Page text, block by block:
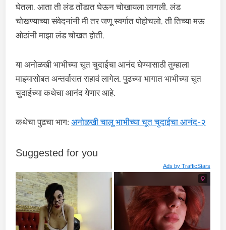
घेतला. आता ती लंड तोंडात घेऊन चोखायला लागली. लंड
चोखण्याच्या संवेदनांनी मी तर जणू स्वर्गात पोहोचलो. ती तिच्या मऊ
ओठांनी माझा लंड चोखत होती.
या अनोळखी भाभीच्या चूत चुदाईचा आनंद घेण्यासाठी तुम्हाला
माझ्यासोबत अन्तर्वासत राहावं लागेल. पुढच्या भागात भाभीच्या चूत
चुदाईच्या कथेचा आनंद येणार आहे.
कथेचा पुढचा भाग:अनोळखी चालू भाभीच्या चूत चुदाईचा आनंद-२
Suggested for you
Ads by TrafficStars